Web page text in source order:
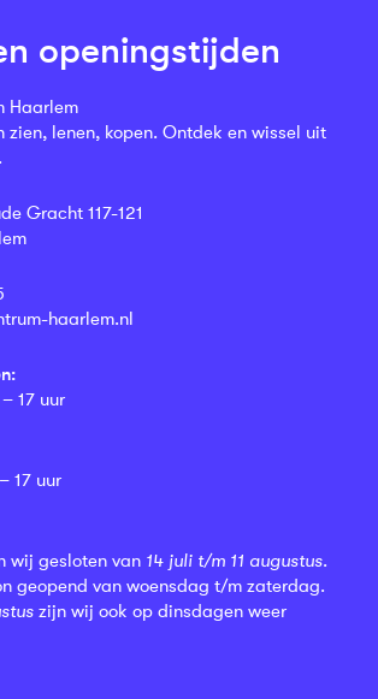
openingstijden
Haarlem
zien, lenen, kopen. Ontdek en wissel uit
Gracht 117-121
haarlem.nl
17 uur
17 uur
wij gesloten van 14 juli t/m 11 augustus.
geopend van woensdag t/m zaterdag.
zijn wij ook op dinsdagen weer